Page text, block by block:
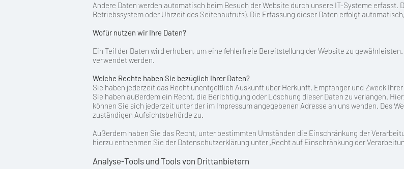
Andere Daten werden automatisch beim Besuch der Website durch unsere IT-Systeme erfasst.
Betriebssystem oder Uhrzeit des Seitenaufrufs). Die Erfassung dieser Daten erfolgt
Wofür nutzen wir Ihre Daten?
Ein Teil der Daten wird erhoben, um eine fehlerfreie Bereitstellung der Website zu
verwendet werden.
Welche Rechte haben Sie bezüglich Ihrer Daten?
Sie haben jederzeit das Recht unentgeltlich Auskunft über Herkunft, Empfänger und Zweck
Sie haben außerdem ein Recht, die Berichtigung oder Löschung dieser Daten zu verlangen.
können Sie sich jederzeit unter der im Impressum angegebenen Adresse an uns wenden. Des
zuständigen Aufsichtsbehörde zu.
Außerdem haben Sie das Recht, unter bestimmten Umständen die Einschränkung der
hierzu entnehmen Sie der Datenschutzerklärung unter „Recht auf Einschränkung der
Analyse-Tools und Tools von Drittanbietern